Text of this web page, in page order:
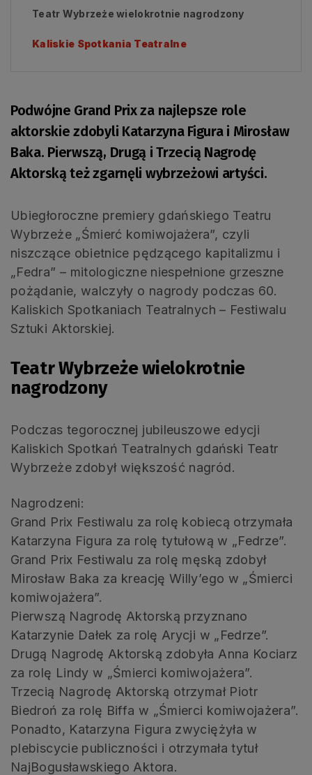
Teatr Wybrzeże wielokrotnie nagrodzony
Kaliskie Spotkania Teatralne
Podwójne Grand Prix za najlepsze role
aktorskie zdobyli Katarzyna Figura i Mirosław
Baka. Pierwszą, Drugą i Trzecią Nagrodę
Aktorską też zgarnęli wybrzeżowi artyści.
Ubiegłoroczne premiery gdańskiego Teatru
Wybrzeże „Śmierć komiwojażera”, czyli
niszczące obietnice pędzącego kapitalizmu i
„Fedra” – mitologiczne niespełnione grzeszne
pożądanie, walczyły o nagrody podczas 60.
Kaliskich Spotkaniach Teatralnych – Festiwalu
Sztuki Aktorskiej.
Teatr Wybrzeże wielokrotnie
nagrodzony
Podczas tegorocznej jubileuszowe edycji
Kaliskich Spotkań Teatralnych gdański Teatr
Wybrzeże zdobył większość nagród.
Nagrodzeni:
Grand Prix Festiwalu za rolę kobiecą otrzymała
Katarzyna Figura za rolę tytułową w „Fedrze”.
Grand Prix Festiwalu za rolę męską zdobył
Mirosław Baka za kreację Willy’ego w „Śmierci
komiwojażera”.
Pierwszą Nagrodę Aktorską przyznano
Katarzynie Dałek za rolę Arycji w „Fedrze”.
Drugą Nagrodę Aktorską zdobyła Anna Kociarz
za rolę Lindy w „Śmierci komiwojażera”.
Trzecią Nagrodę Aktorską otrzymał Piotr
Biedroń za rolę Biffa w „Śmierci komiwojażera”.
Ponadto, Katarzyna Figura zwyciężyła w
plebiscycie publiczności i otrzymała tytuł
NajBogusławskiego Aktora.